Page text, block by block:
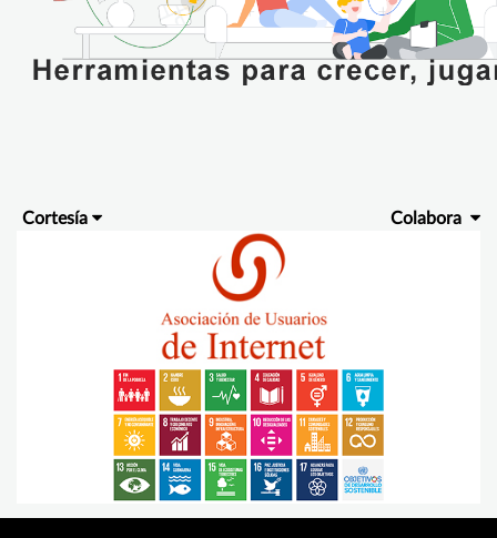
Cortesía Colabora